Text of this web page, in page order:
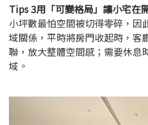
Tips 3用「可變格局」讓小宅在
小坪數最怕空間被切得零碎，因
域關係，平時將房門收起時，客
聯，放大整體空間感；需要休息
域。